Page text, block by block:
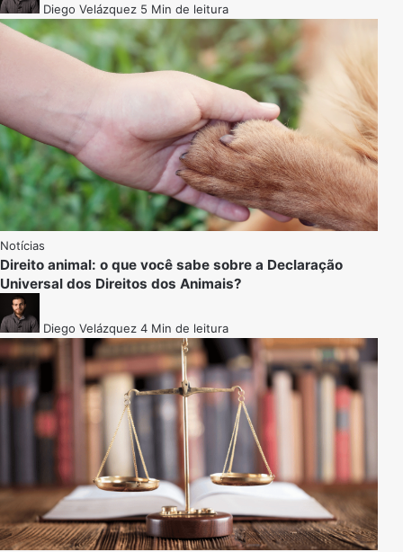
Diego Velázquez 5 Min de leitura
Notícias
Direito animal: o que você sabe sobre a Declaração
Universal dos Direitos dos Animais?
Diego Velázquez 4 Min de leitura